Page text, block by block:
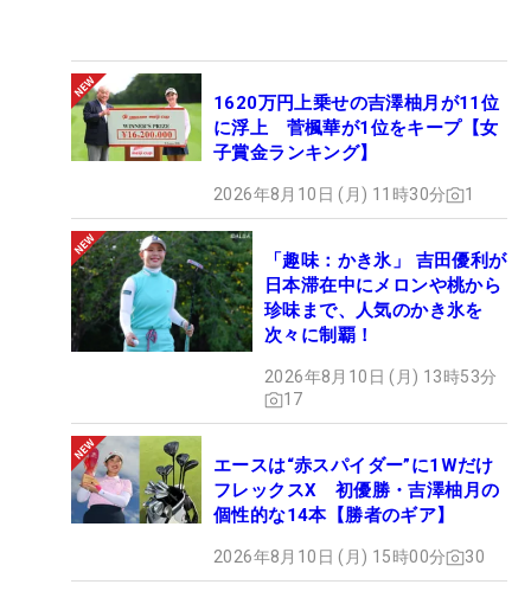
1620万円上乗せの吉澤柚月が11位
に浮上 菅楓華が1位をキープ【女
子賞金ランキング】
2026年8月10日 (月) 11時30分 1
「趣味：かき氷」 吉田優利が
日本滞在中にメロンや桃から
珍味まで、人気のかき氷を
次々に制覇！
2026年8月10日 (月) 13時53分
17
エースは“赤スパイダー”に1Wだけ
フレックスX 初優勝・吉澤柚月の
個性的な14本【勝者のギア】
2026年8月10日 (月) 15時00分 30